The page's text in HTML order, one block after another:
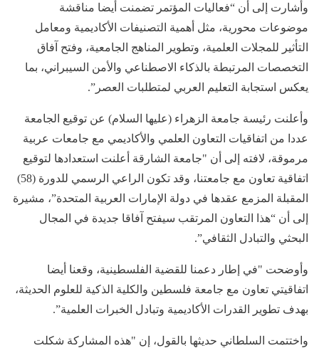
وأشارت إلى أن “فعاليات المؤتمر تضمنت أيضا مناقشة
موضوعات محورية، مثل أهمية التصنيفات الأكاديمية ومعامل
التأثير للمجلات العلمية، وتطوير المناهج الجامعية، وفتح آفاق
التخصصات المرتبطة بالذكاء الاصطناعي والأمن السيبراني، بما
يعكس استجابة التعليم العربي لمتطلبات العصر”.
وأعلنت رئيسة جامعة الزهراء (عليها السلام) عن توقيع الجامعة
عددا من اتفاقيات التعاون العلمي والأكاديمي مع جامعات عربية
مرموقة، لافته إلى أن "جامعة الشارقة أعلنت استعدادها لتوقيع
اتفاقية تعاون مع جامعتنا، وقد تكون الراعي الرسمي للدورة (58)
المقبلة المزمع عقدها في دولة الإمارات العربية المتحدة”، مشيرة
إلى أن “هذا التعاون المرتقب سيفتح آفاقا جديدة في المجال
البحثي والتبادل الثقافي”.
وأوضحت "في إطار دعمنا للقضية الفلسطينية، وقعنا أيضا
اتفاقيتي تعاون مع جامعة فلسطين والكلية الذكية للعلوم الحديثة،
بهدف تطوير القدرات الأكاديمية وتبادل الخبرات العلمية”.
واختتمت السلطاني حديثها بالقول، إن "هذه المشاركة شكلت